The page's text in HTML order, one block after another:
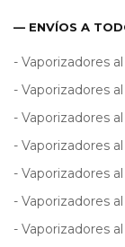
— ENVÍOS A
- Vaporizadores
- Vaporizadores
- Vaporizadores
- Vaporizadores
- Vaporizadores
- Vaporizadores
- Vaporizadores